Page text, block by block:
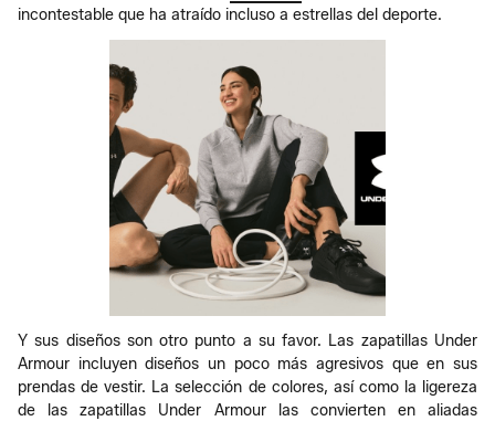
incontestable que ha atraído incluso a estrellas del deporte.
Y sus diseños son otro punto a su favor. Las zapatillas Under
Armour incluyen diseños un poco más agresivos que en sus
prendas de vestir. La selección de colores, así como la ligereza
de las zapatillas Under Armour las convierten en aliadas